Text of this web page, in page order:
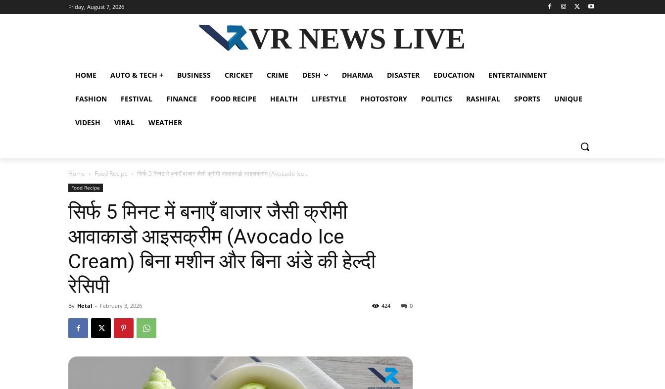
Friday, August 7, 2026
VR NEWS LIVE
HOME AUTO & TECH + BUSINESS CRICKET CRIME DESH DHARMA DISASTER EDUCATION ENTERTAINMENT
FASHION FESTIVAL FINANCE FOOD RECIPE HEALTH LIFESTYLE PHOTOSTORY POLITICS RASHIFAL SPORTS UNIQUE
VIDESH VIRAL WEATHER
Home Food Recipe सिर्फ 5 मिनट में बनाएँ बाजार जैसी क्रीमी आवाकाडो आइसक्रीम (Avocado Ice...
Food Recipe
सिर्फ 5 मिनट में बनाएँ बाजार जैसी क्रीमी
आवाकाडो आइसक्रीम (Avocado Ice
Cream) बिना मशीन और बिना अंडे की हेल्दी
रेसिपी
By Hetal - February 3, 2026 0
424